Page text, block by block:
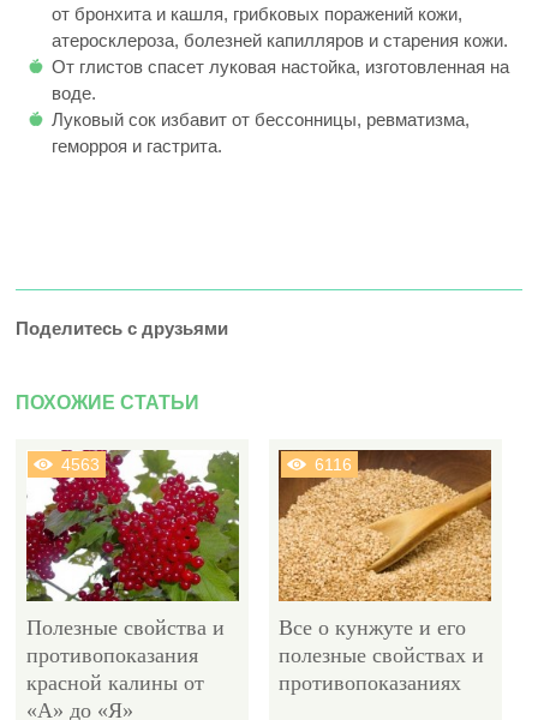
от бронхита и кашля, грибковых поражений кожи,
атеросклероза, болезней капилляров и старения кожи.
От глистов спасет луковая настойка, изготовленная на
воде.
Луковый сок избавит от бессонницы, ревматизма,
геморроя и гастрита.
Поделитесь с друзьями
ПОХОЖИЕ СТАТЬИ
4563
Полезные свойства и
противопоказания
красной калины от
«А» до «Я»
6116
Все о кунжуте и его
полезные свойствах и
противопоказаниях